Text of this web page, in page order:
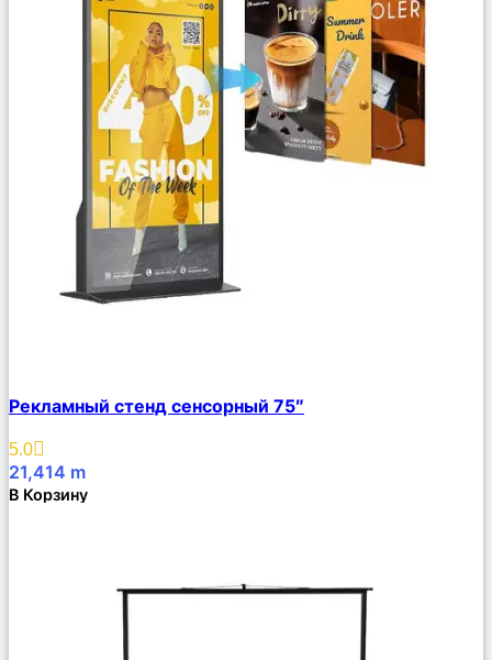
Описание
Избранное
Рекламный стенд сенсорный 75″
5.0
21,414 m
В Корзину